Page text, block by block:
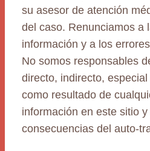
su asesor de atención
del caso. Renunciamos a
información y a los
No somos responsables
directo, indirecto,
como resultado de
información en este sitio
consecuencias del auto-